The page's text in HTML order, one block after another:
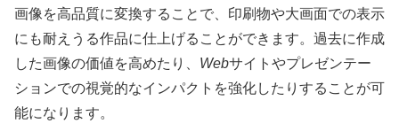
画像を高品質に変換することで、印刷物や大画面での表示
にも耐えうる作品に仕上げることができます。過去に作成
した画像の価値を高めたり、 Webサイトやプレゼンテー
ションでの視覚的なインパクトを強化したりすることが可
能になります。